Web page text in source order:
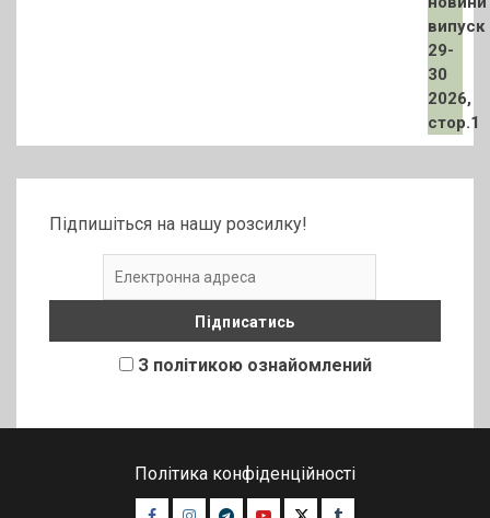
Підпишіться на нашу розсилку!
З політикою ознайомлений
Політика конфіденційності
Facebook
Instagram
TelegramYoutubeTwitterTumblr